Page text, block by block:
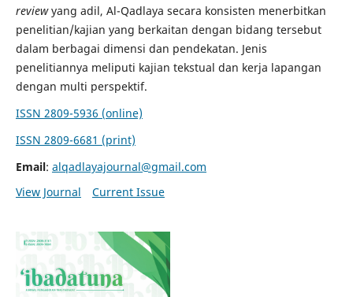
reviewyang adil, Al-Qadlaya secara konsisten menerbitkan
penelitian/kajian yang berkaitan dengan bidang tersebut
dalam berbagai dimensi dan pendekatan. Jenis
penelitiannya meliputi kajian tekstual dan kerja lapangan
dengan multi perspektif.
ISSN 2809-5936 (online)
ISSN 2809-6681 (print)
Email: alqadlayajournal@gmail.com
View Journal
Current Issue